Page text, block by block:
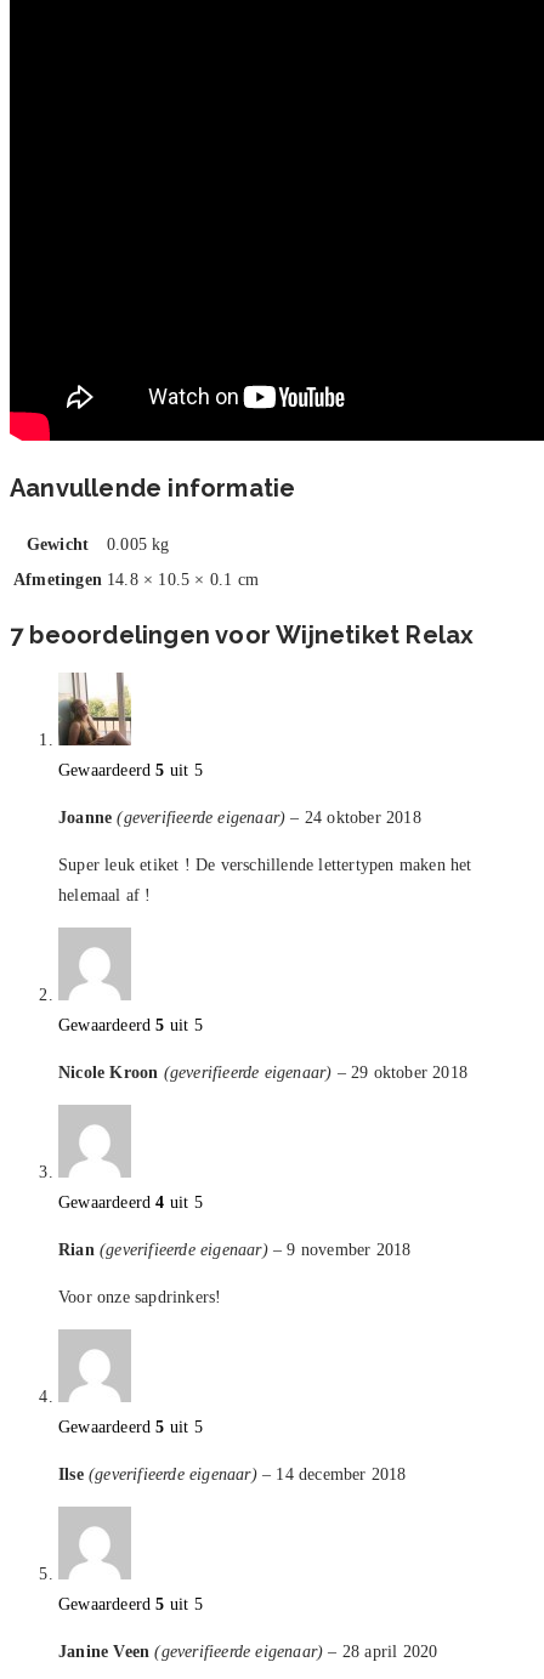
Aanvullende informatie
Gewicht
0.005 kg
Afmetingen 14.8 × 10.5 × 0.1 cm
7 beoordelingen voorWijnetiket Relax
Gewaardeerd5 uit 5
Joanne(geverifieerde eigenaar) – 24 oktober 2018
Super leuk etiket ! De verschillende lettertypen maken het
helemaal af !
Gewaardeerd5 uit 5
Nicole Kroon (geverifieerde eigenaar) – 29 oktober 2018
Gewaardeerd4 uit 5
Rian (geverifieerde eigenaar) – 9 november 2018
Voor onze sapdrinkers!
Gewaardeerd5 uit 5
Ilse (geverifieerde eigenaar) – 14 december 2018
Gewaardeerd5 uit 5
Janine Veen(geverifieerde eigenaar) – 28 april 2020